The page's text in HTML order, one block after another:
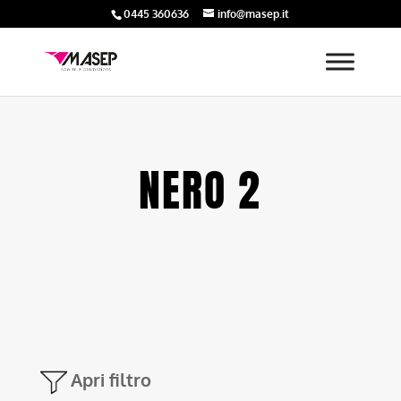
0445 360636 info@masep.it
NERO 2
Apri filtro